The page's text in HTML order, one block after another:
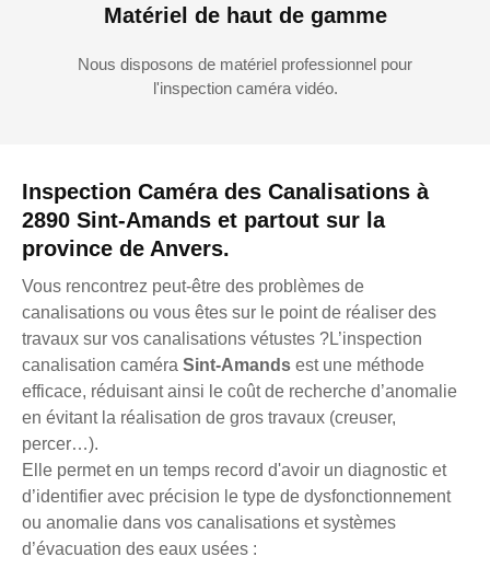
Inspection Caméra des Canalisations à
2890 Sint-Amands et partout sur la
province de Anvers.
Vous rencontrez peut-être des problèmes de
canalisations ou vous êtes sur le point de réaliser des
travaux sur vos canalisations vétustes ?L’inspection
canalisation caméra Sint-Amands est une méthode
efficace, réduisant ainsi le coût de recherche d’anomalie
en évitant la réalisation de gros travaux (creuser,
percer…).
Elle permet en un temps record d'avoir un diagnostic et
d’identifier avec précision le type de dysfonctionnement
ou anomalie dans vos canalisations et systèmes
d’évacuation des eaux usées :
Matériel de haut de gamme
Nous disposons de matériel professionnel pour
l'inspection caméra vidéo.